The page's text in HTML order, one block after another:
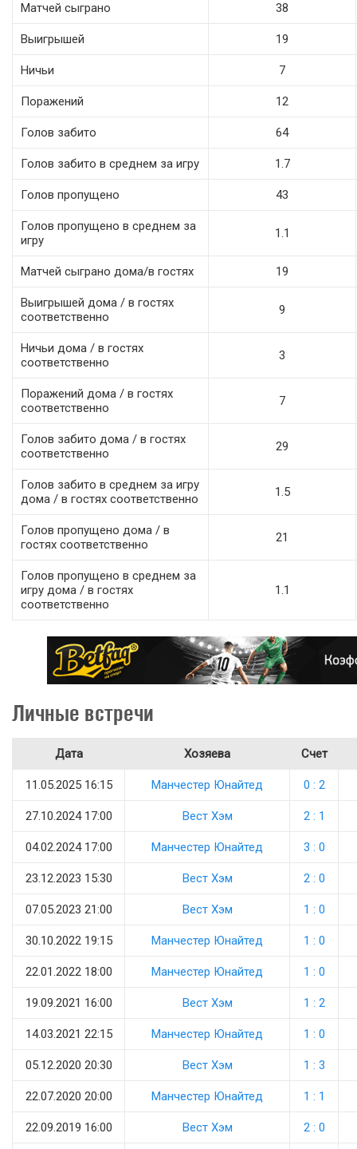
Матчей сыграно 38
Выигрышей 19
Ничьи 7
Поражений 12
Голов забито 64
Голов забито в среднем за игру 1.7
Голов пропущено 43
Голов пропущено в среднем за
игру
1.1
Матчей сыграно дома/в гостях 19
Выигрышей дома / в гостях
соответственно
9
Ничьи дома / в гостях
соответственно
3
Поражений дома / в гостях
соответственно
7
Голов забито дома / в гостях
соответственно
29
Голов забито в среднем за игру
дома / в гостях соответственно
1.5
Голов пропущено дома / в
гостях соответственно
21
Голов пропущено в среднем за
игру дома / в гостях
соответственно
1.1
Личные встречи
Дата Хозяева Счет
11.05.2025 16:15 Манчестер Юнайтед 0 : 2
27.10.2024 17:00 Вест Хэм 2 : 1
04.02.2024 17:00 Манчестер Юнайтед 3 : 0
23.12.2023 15:30 Вест Хэм 2 : 0
07.05.2023 21:00 Вест Хэм 1 : 0
30.10.2022 19:15 Манчестер Юнайтед 1 : 0
22.01.2022 18:00 Манчестер Юнайтед 1 : 0
19.09.2021 16:00 Вест Хэм 1 : 2
14.03.2021 22:15 Манчестер Юнайтед 1 : 0
05.12.2020 20:30 Вест Хэм 1 : 3
22.07.2020 20:00 Манчестер Юнайтед 1 : 1
22.09.2019 16:00 Вест Хэм 2 : 0